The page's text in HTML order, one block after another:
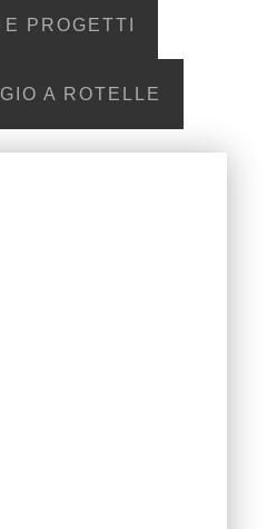
PROGETTI
A ROTELLE